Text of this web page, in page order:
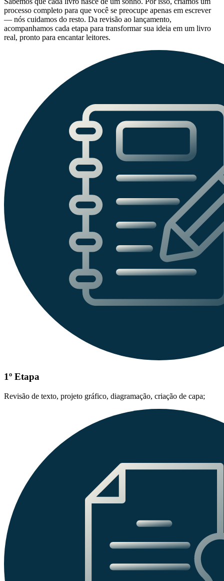
processo completo para que você se preocupe apenas em escrever
— nós cuidamos do resto. Da revisão ao lançamento,
acompanhamos cada etapa para transformar sua ideia em um livro
real, pronto para encantar leitores.
1º Etapa
Revisão de texto, projeto gráfico, diagramação, criação de capa;